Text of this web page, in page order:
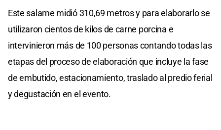
Este salame midió 310,69 metros y para elaborarlo se
utilizaron cientos de kilos de carne porcina e
intervinieron más de 100 personas contando todas las
etapas del proceso de elaboración que incluye la fase
de embutido, estacionamiento, traslado al predio ferial
y degustación en el evento.